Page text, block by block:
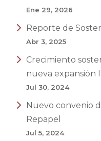
Ene 29, 2026
Reporte de
Abr 3, 2025
Crecimiento
nueva expansión
Jul 30, 2024
Nuevo convenio
Repapel
Jul 5, 2024